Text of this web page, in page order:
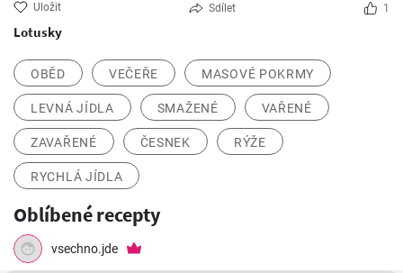
Uložit Sdílet 1
Lotusky
OBĚD VEČEŘE MASOVÉ POKRMY
LEVNÁ JÍDLA SMAŽENÉ VAŘENÉ
ZAVAŘENÉ ČESNEK RÝŽE
RYCHLÁ JÍDLA
Oblíbené recepty
vsechno.jde